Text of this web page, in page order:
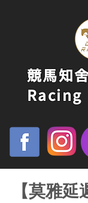
競馬知
Racing
【莫雅延